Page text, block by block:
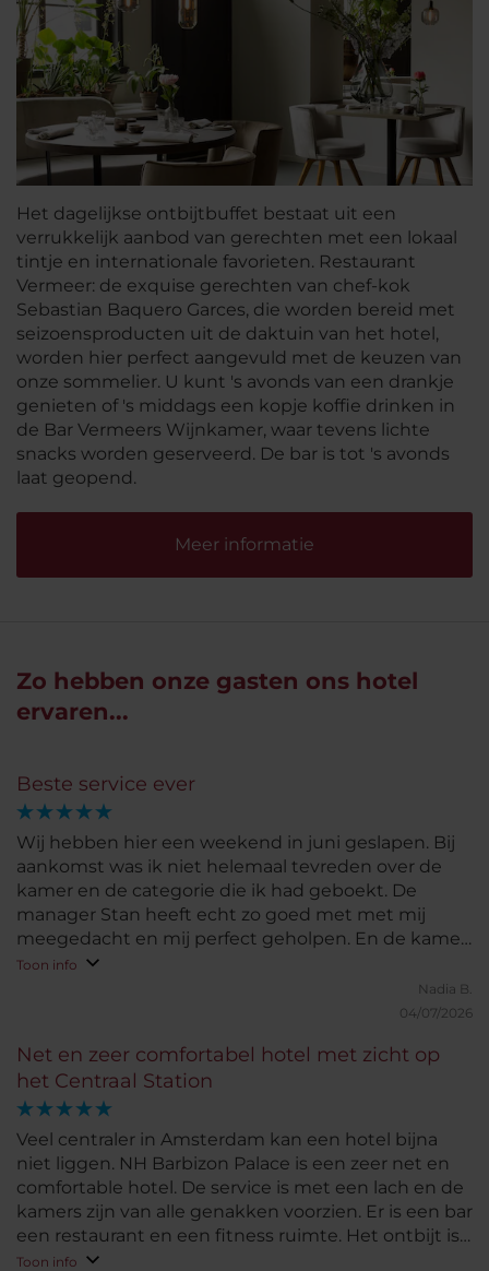
Het dagelijkse ontbijtbuffet bestaat uit een
verrukkelijk aanbod van gerechten met een lokaal
tintje en internationale favorieten. Restaurant
Vermeer: de exquise gerechten van chef-kok
Sebastian Baquero Garces, die worden bereid met
seizoensproducten uit de daktuin van het hotel,
worden hier perfect aangevuld met de keuzen van
onze sommelier. U kunt 's avonds van een drankje
genieten of 's middags een kopje koffie drinken in
de Bar Vermeers Wijnkamer, waar tevens lichte
snacks worden geserveerd. De bar is tot 's avonds
laat geopend.
Meer informatie
Zo hebben onze gasten ons hotel
ervaren...
Beste service ever
Wij hebben hier een weekend in juni geslapen. Bij
aankomst was ik niet helemaal tevreden over de
kamer en de categorie die ik had geboekt. De
manager Stan heeft echt zo goed met met mij
meegedacht en mij perfect geholpen. En de kamer
was zelfs nog goedkoper. Super bedankt Stan voor
de goeie service. We hadden echt een speciale
was ook super aardig en dacht met ons mee.
Locatie is perfect. Wij houden van drukte en
gezelligheid en alles is op loopafstand. Kamer was
schoon en netjes. We zijn al in meerdere hotels in
Amsterdam geweest maar deze staat zeker in de
top 3!
Toon info
Nadia B.
04/07/2026
Net en zeer comfortabel hotel met zicht op
het Centraal Station
Veel centraler in Amsterdam kan een hotel bijna
niet liggen. NH Barbizon Palace is een zeer net en
comfortable hotel. De service is met een lach en de
kamers zijn van alle genakken voorzien. Er is een bar
een restaurant en een fitness ruimte. Het ontbijt is
geweldig.
Toon info